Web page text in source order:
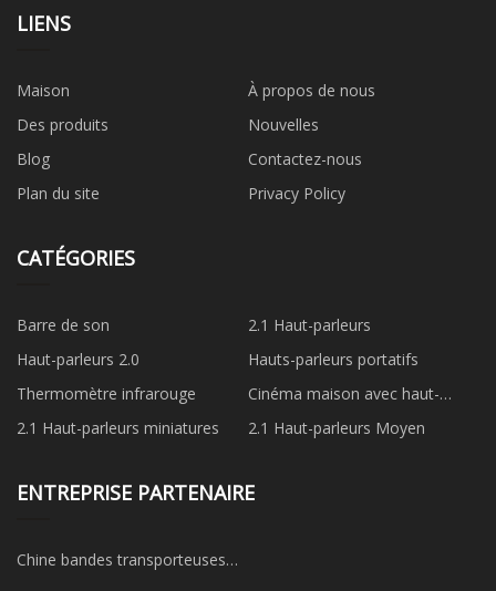
LIENS
Maison
À propos de nous
Des produits
Nouvelles
Blog
Contactez-nous
Plan du site
Privacy Policy
CATÉGORIES
Barre de son
2.1 Haut-parleurs
Haut-parleurs 2.0
Hauts-parleurs portatifs
Thermomètre infrarouge
Cinéma maison avec haut-
parleurs 3.1
2.1 Haut-parleurs miniatures 2.1 Haut-parleurs Moyen
ENTREPRISE PARTENAIRE
Chine bandes transporteuses